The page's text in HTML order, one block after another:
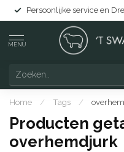
Persoonlijke service en
MENU
Home / Tags /
Producten
overhemdjurk